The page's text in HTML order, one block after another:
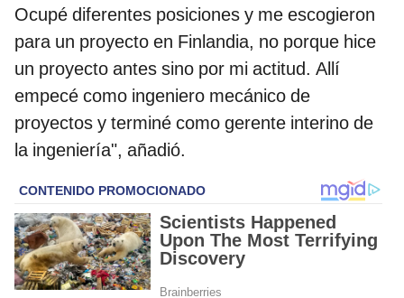
Ocupé diferentes posiciones y me escogieron
para un proyecto en Finlandia, no porque hice
un proyecto antes sino por mi actitud. Allí
empecé como ingeniero mecánico de
proyectos y terminé como gerente interino de
la ingeniería", añadió.